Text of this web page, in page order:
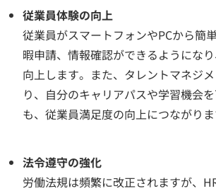
従業員体験の向上
従業員がスマートフォンやPCから簡
暇申請、情報確認ができるようにな
向上します。また、タレントマネジ
り、自分のキャリアパスや学習機会
も、従業員満足度の向上につながりま
法令遵守の強化
労働法規は頻繁に改正されますが、